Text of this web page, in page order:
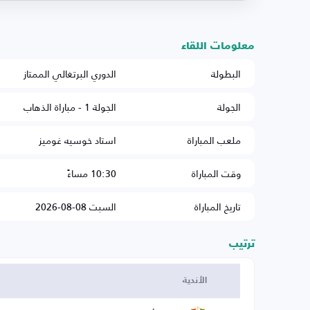
معلومات اللقاء
البطولة
الدوري البرتغالي الممتاز
الجولة
الجولة 1 - مباراة الذهاب
ملعب المباراة
استاد خوسيه غوميز
وقت المباراة
10:30 مساءً
تاريخ المباراة
السبت 08-08-2026
ترتيب
الأندية